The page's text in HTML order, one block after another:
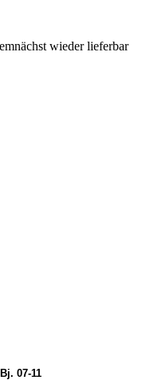
wieder lieferbar
07-11